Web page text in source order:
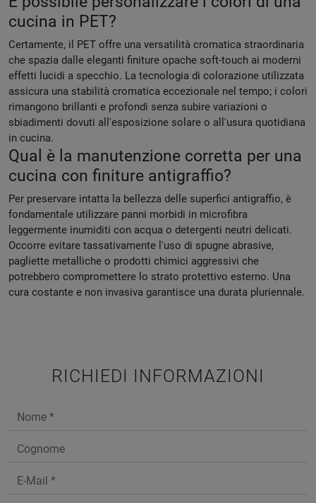
cucina in PET?
Certamente, il PET offre una versatilità cromatica straordinaria
che spazia dalle eleganti finiture opache soft-touch ai moderni
effetti lucidi a specchio. La tecnologia di colorazione utilizzata
assicura una stabilità cromatica eccezionale nel tempo; i colori
rimangono brillanti e profondi senza subire variazioni o
sbiadimenti dovuti all'esposizione solare o all'usura quotidiana
in cucina.
Qual è la manutenzione corretta per una
cucina con finiture antigraffio?
Per preservare intatta la bellezza delle superfici antigraffio, è
fondamentale utilizzare panni morbidi in microfibra
leggermente inumiditi con acqua o detergenti neutri delicati.
Occorre evitare tassativamente l'uso di spugne abrasive,
pagliette metalliche o prodotti chimici aggressivi che
potrebbero compromettere lo strato protettivo esterno. Una
cura costante e non invasiva garantisce una durata pluriennale.
RICHIEDI INFORMAZIONI